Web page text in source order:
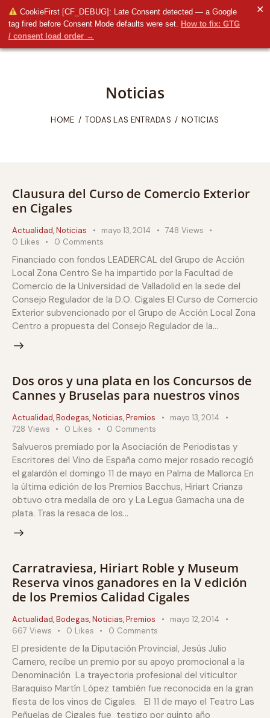
CookieFirst [CF_DEBUG]: Late Consent detected — a Google
tag fired before Consent Mode defaults were set. How to fix: GTG
/ consent load order →
✕
Noticias
HOME TODAS LAS ENTRADAS NOTICIAS
Clausura del Curso de Comercio Exterior
en Cigales
Actualidad,Noticias mayo 13, 2014 748 Views
0 Likes 0 Comments
Financiado con fondos LEADERCAL del Grupo de Acción
Local Zona Centro Se ha impartido por la Facultad de
Comercio de la Universidad de Valladolid en la sede del
Consejo Regulador de la D.O. Cigales El Curso de Comercio
Exterior subvencionado por el Grupo de Acción Local Zona
Centro a propuesta del Consejo Regulador de la…
Dos oros y una plata en los Concursos de
Cannes y Bruselas para nuestros vinos
Actualidad,Bodegas,Noticias,Premios
mayo 13, 2014
728 Views 0 Likes 0 Comments
Salvueros premiado por la Asociación de Periodistas y
Escritores del Vino de España como mejor rosado recogió
el galardón el domingo 11 de mayo en Palma de Mallorca En
la última edición de los Premios Bacchus, Hiriart Crianza
obtuvo otra medalla de oro y La Legua Garnacha una de
plata. Tras la resaca de los…
Carratraviesa, Hiriart Roble y Museum
Reserva vinos ganadores en la V edición
de los Premios Calidad Cigales
Actualidad,Bodegas,Noticias,Premios
mayo 12, 2014
667 Views 0 Likes 0 Comments
El presidente de la Diputación Provincial, Jesús Julio
Carnero, recibe un premio por su apoyo promocional a la
Denominación La trayectoria profesional del viticultor
Baraquiso Martín López también fue reconocida en la gran
fiesta de los vinos de Cigales. El 11 de mayo el Teatro Las
Peñuelas de Cigales fue testigo por quinto año